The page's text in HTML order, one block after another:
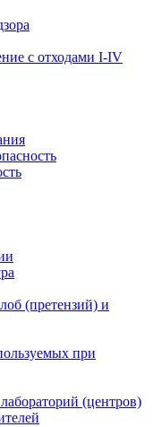
с отходами I-IV
(претензий) и
при
(центров)